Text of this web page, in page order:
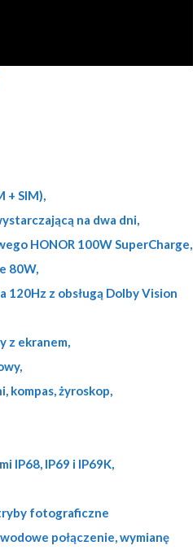
+ SIM),
na dwa dni,
HONOR 100W SuperCharge,
80W,
120Hz z obsługą Dolby Vision
z ekranem,
kompas, żyroskop,
IP68, IP69 i IP69K,
fotograficzne
połączenie, wymianę